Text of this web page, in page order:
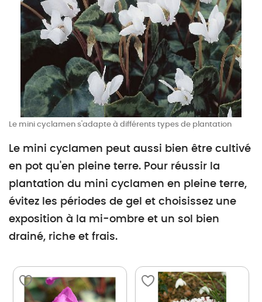
Le mini cyclamen s'adapte à différents types de plantation
Le mini cyclamen peut aussi bien être cultivé
en pot qu'en pleine terre. Pour réussir la
plantation du mini cyclamen en pleine terre,
évitez les périodes de gel et choisissez une
exposition à la mi-ombre et un sol bien
drainé, riche et frais.